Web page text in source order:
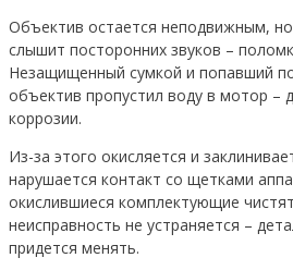
Объектив остается неподвижным,
слышит посторонних звуков –
Незащищенный сумкой и попавший
объектив пропустил воду в мотор –
коррозии.
Из-за этого окисляется и
нарушается контакт со щетками
окислившиеся комплектующие
неисправность не устраняется –
придется менять.